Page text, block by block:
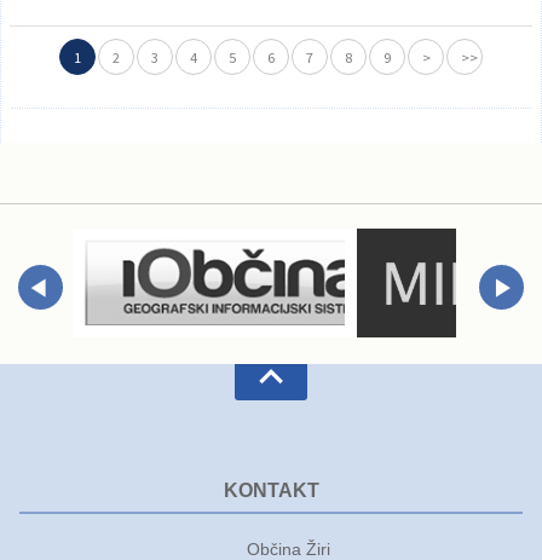
1 2 3 4 5 6 7 8 9 > >>
KONTAKT
Občina Žiri